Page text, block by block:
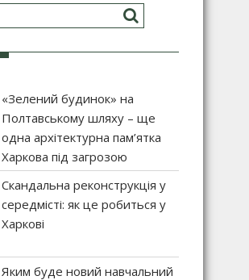
«Зелений будинок» на
Полтавському шляху – ще
одна архітектурна пам’ятка
Харкова під загрозою
Скандальна реконструкція у
середмісті: як це робиться у
Харкові
Яким буде новий навчальний